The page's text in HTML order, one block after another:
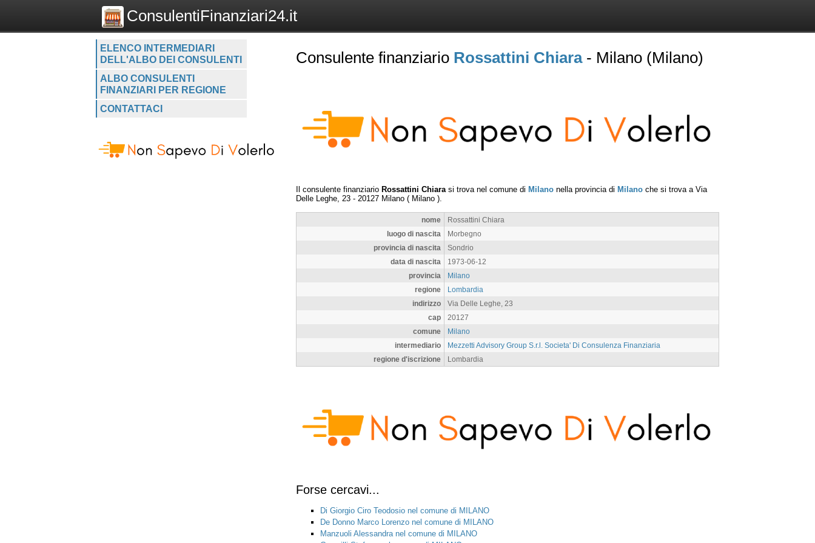
ConsulentiFinanziari24.it
ELENCO INTERMEDIARI
DELL'ALBO DEI CONSULENTI
ALBO CONSULENTI
FINANZIARI PER REGIONE
CONTATTACI
Consulente finanziario Rossattini Chiara- Milano (Milano)
Il consulente finanziario Rossattini Chiara si trova nel comune di Milano nella provincia di Milano che si trova a Via
Delle Leghe, 23 - 20127 Milano ( Milano ).
nome
Rossattini Chiara
luogo di nascita
Morbegno
provincia di nascita
Sondrio
data di nascita
1973-06-12
provincia
Milano
regione
Lombardia
indirizzo
Via Delle Leghe, 23
cap
20127
comune
Milano
intermediario
Mezzetti Advisory Group S.r.l. Societa' Di Consulenza Finanziaria
regione d'iscrizione
Lombardia
Forse cercavi...
Di Giorgio Ciro Teodosio nel comune di MILANO
De Donno Marco Lorenzo nel comune di MILANO
Manzuoli Alessandra nel comune di MILANO